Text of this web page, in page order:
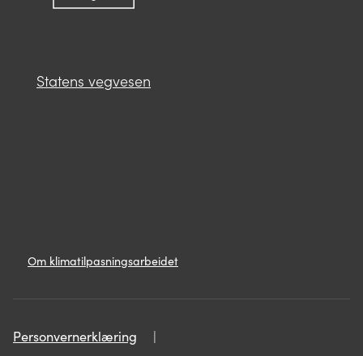
Statens vegvesen
Lenker
Om
Om klimatilpasningsarbeidet
Personvern
Personvernerklæring
Personvernerklæring